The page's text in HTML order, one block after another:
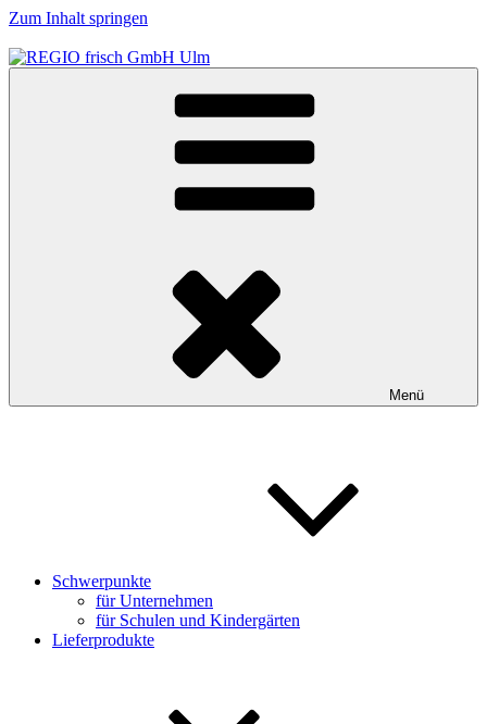
Zum Inhalt springen
REGIO frisch GmbH Ulm
Obst und Gemüse für Büro, Schule und Kindergarten in der Region
Menü
Schwerpunkte
für Unternehmen
für Schulen und Kindergärten
Lieferprodukte